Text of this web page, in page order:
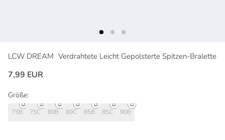
LCW DREAM Verdrahtete Leicht Gepolsterte Spitzen-Bralette
7,99 EUR
Größe:
75B 75C 80B 80C 85B 85C 90B